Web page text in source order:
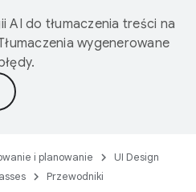
AI do tłumaczenia treści na
wygenerowane
i planowanie
UI Design
Przewodniki